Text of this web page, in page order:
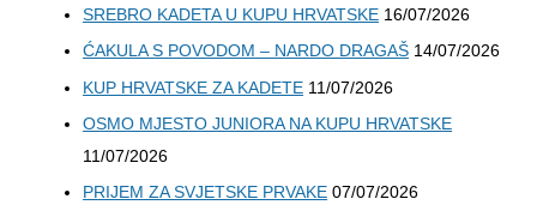
SREBRO KADETA U KUPU HRVATSKE 16/07/2026
ĆAKULA S POVODOM – NARDO DRAGAŠ 14/07/2026
KUP HRVATSKE ZA KADETE 11/07/2026
OSMO MJESTO JUNIORA NA KUPU HRVATSKE
11/07/2026
PRIJEM ZA SVJETSKE PRVAKE 07/07/2026